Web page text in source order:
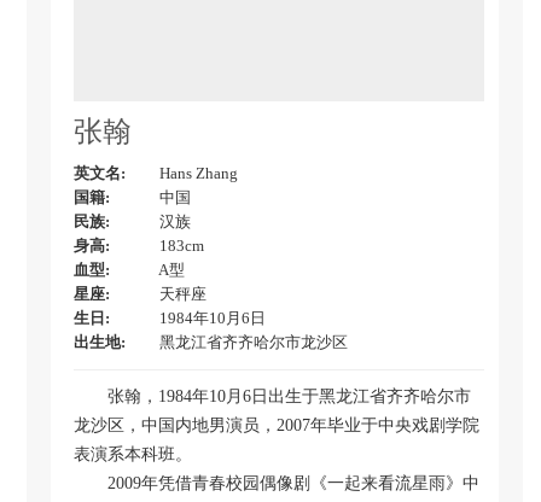
张翰
英文名:
Hans Zhang
国籍:
中国
民族:
汉族
身高:
183cm
血型:
A型
星座:
天秤座
生日:
1984年10月6日
出生地:
黑龙江省齐齐哈尔市龙沙区
张翰，1984年10月6日出生于黑龙江省齐齐哈尔市
龙沙区，中国内地男演员，2007年毕业于中央戏剧学院
表演系本科班。
2009年凭借青春校园偶像剧《一起来看流星雨》中